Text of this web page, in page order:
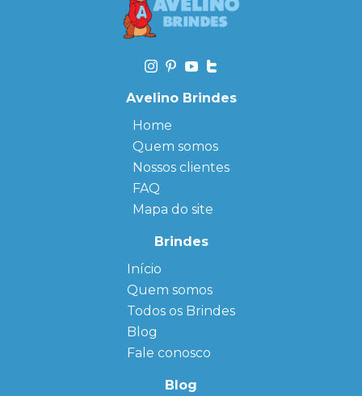
Avelino Brindes
Home
Quem somos
Nossos clientes
FAQ
Mapa do site
Brindes
Início
Quem somos
← Back
FAQ
Sitemap
Todos os Brindes
← Back
Agendas
Personalizadas
Personalizado
personalizados
Blog
Fale conosco
Blog